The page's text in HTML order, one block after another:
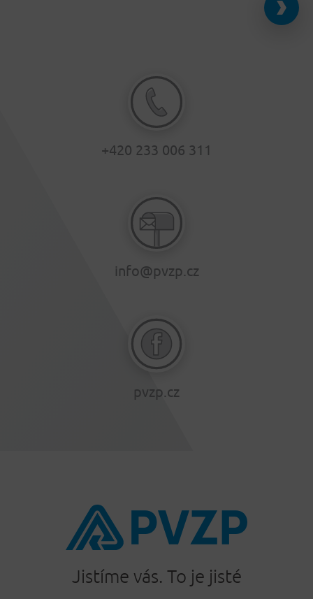
+420 233 006 311
info@pvzp.cz
pvzp.cz
Jistíme vás. To je jisté